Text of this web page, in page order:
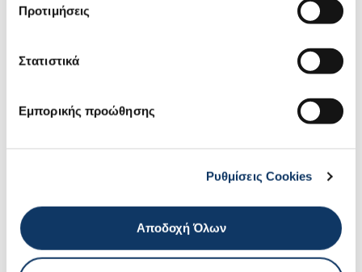
Προτιμήσεις
Στατιστικά
Εμπορικής προώθησης
Ρυθμίσεις Cookies
Αποδοχή Όλων